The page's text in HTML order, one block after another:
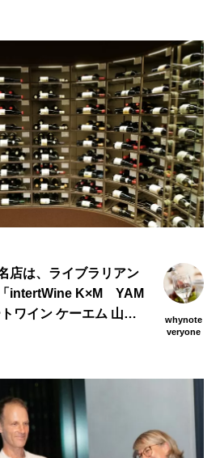
店は、ライブラリアン
intertWine K×M YAM
ワイン ケーエム 山
whynote
veryone